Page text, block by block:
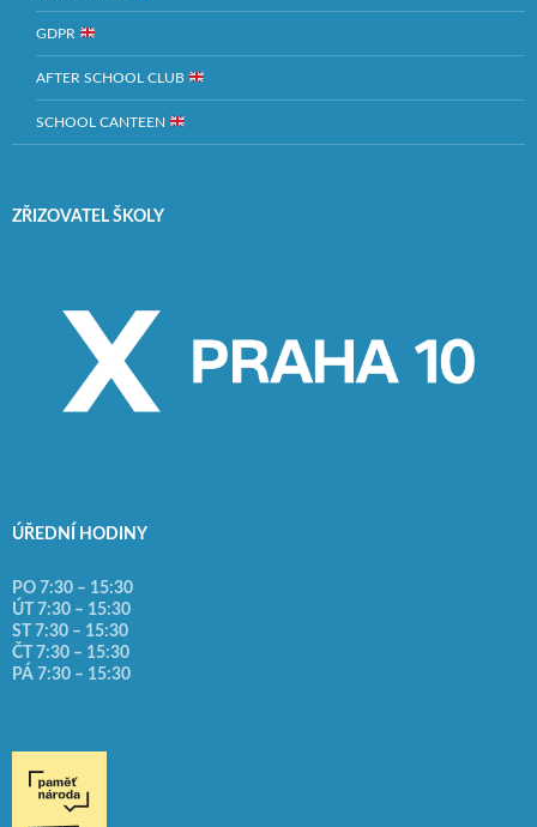
GDPR
AFTER SCHOOL CLUB
SCHOOL CANTEEN
ZŘIZOVATEL ŠKOLY
ÚŘEDNÍ HODINY
PO 7:30 – 15:30
ÚT 7:30 – 15:30
ST 7:30 – 15:30
ČT 7:30 – 15:30
PÁ 7:30 – 15:30